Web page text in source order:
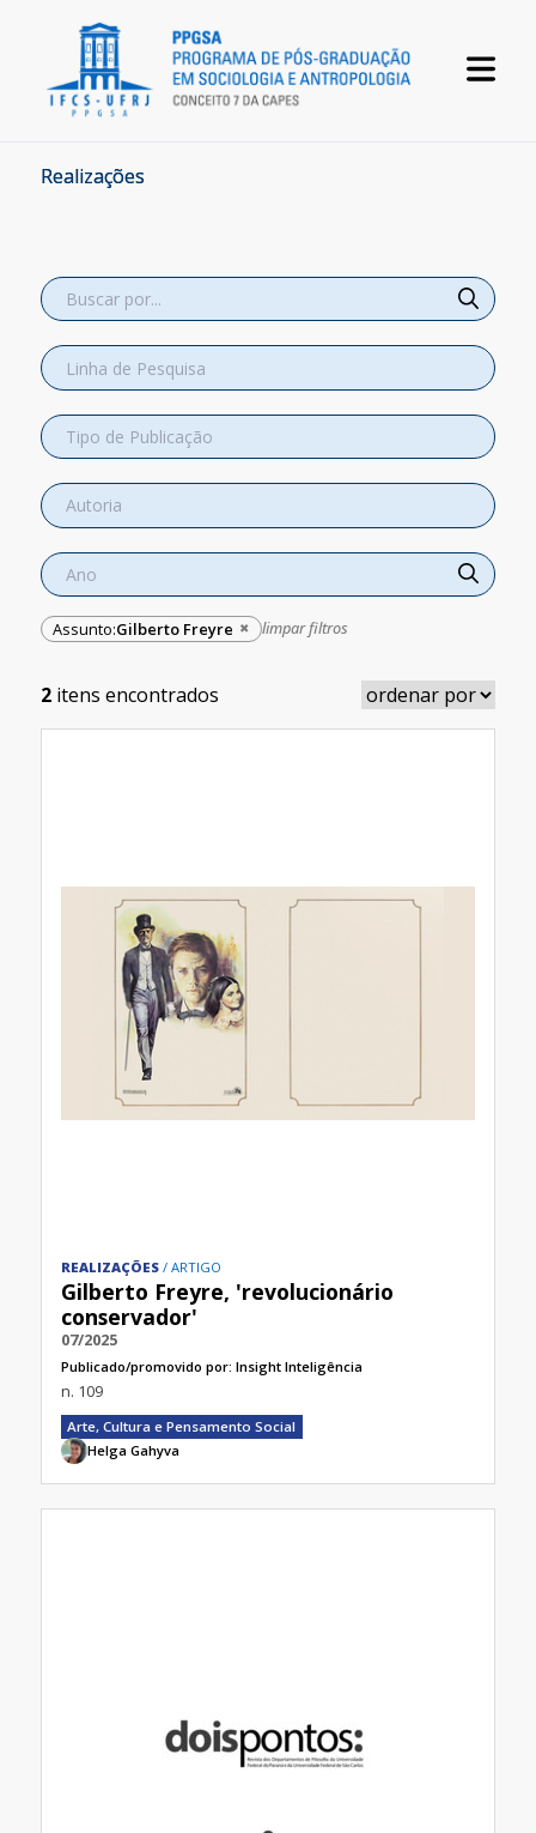
Realizações
Assunto:Gilberto Freyre limpar filtros
2itens encontrados
REALIZAÇÕES ARTIGO
Gilberto Freyre, 'revolucionário
conservador'
07/2025
Publicado/promovido por: Insight Inteligência
n. 109
Arte, Cultura e Pensamento Social
Helga Gahyva